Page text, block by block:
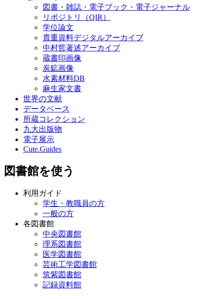
図書・雑誌・電子ブック・電子ジャーナル
リポジトリ（QIR）
学位論文
貴重資料デジタルアーカイブ
中村哲著述アーカイブ
蔵書印画像
炭鉱画像
水素材料DB
麻生家文書
世界の文献
データベース
所蔵コレクション
九大出版物
電子展示
Cute.Guides
図書館を使う
利用ガイド
学生・教職員の方
一般の方
各図書館
中央図書館
理系図書館
医学図書館
芸術工学図書館
筑紫図書館
記録資料館